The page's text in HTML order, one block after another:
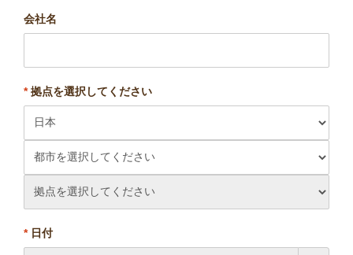
会社名
*拠点を選択してください
*日付